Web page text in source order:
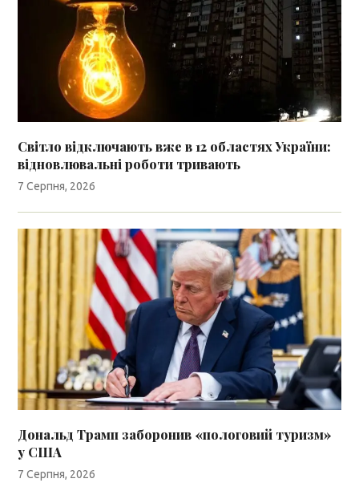
Світло відключають вже в 12 областях України:
відновлювальні роботи тривають
7 Серпня, 2026
Дональд Трамп заборонив «пологовий туризм»
у США
7 Серпня, 2026